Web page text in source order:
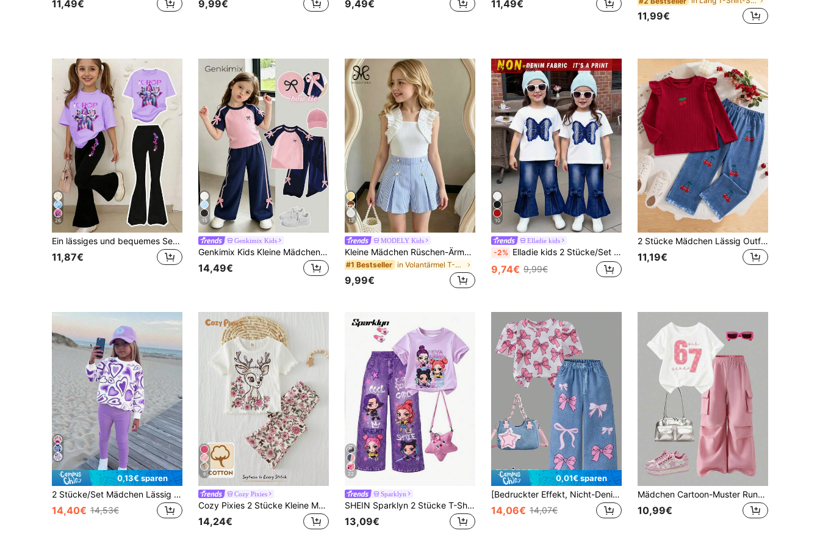
11,49€ 9,99€ 9,49€ 11,49€
11,99€
26
Ein lässiges und bequemes Set aus T-Shirt mit K-POP Mädchengruppen-Muster und weiter Hose für Kleine Mädchen. Stylisch und lässig, geeignet für Frühlings- und Sommerausflüge.
11,87€
15
Genkimix Kids
Genkimix Kids Kleine Mädchen Frühling/Sommer Lässige Mode Neues T-Shirt Set, Hergestellt aus weichem hautfreundlichem Premiumstoff, Weite lange Hose mit rosa Schleifenverzierung, 2 Stücke Set für Frühling/Sommer Outfits
14,49€
12
MODELY Kids
Kleine Mädchen Rüschen-Ärmellos T-Shirt und gestreifter Plissee-Shorts 2 Stücke Set, Sommer
#1 Bestseller in Volantärmel T-Shirt-Sets für junge Mädchen
9,99€
10
Elladie kids
-2% Elladie kids 2 Stücke/Set Kleinkind Mädchen Faux Denim Schleife Dekor Weißes T-Shirt & Weite Hose Outfit, süß & lebhaft, vielseitig für Lässig Bekleidung, Ausflüge, alle Jahreszeiten
9,74€ 9,99€
2 Stücke Mädchen Lässig Outfits, einfarbiges Top mit gesticktem Kirschenmuster, Rundhalsausschnitt, Langarm und lange Hose Set, Frühling/Herbst
11,19€
0,13€ sparen
2 Stücke/Set Mädchen Lässig Herz Muster Langarm Top und rosa Hose Outfit
14,40€ 14,53€
6
Cozy Pixies
Cozy Pixies 2 Stücke Kleine Mädchen Cartoon Tier Muster Strick Rundhals Kurzarm Top und Hose mit elastischem Bund Set
14,24€
22
Sparklyn
SHEIN Sparklyn 2 Stücke T-Shirt Set für Mädchen, lila Kurzarm Rundhals T-Shirt mit süßem Cartoon Anime Muster, Jeans-Optik gerade geschnittene lange Hose mit Taschen, Sommer Kinder Mode Outfit, lebendiger Sommer Vibe, auffällig für Reisen und Schule
13,09€
0,01€ sparen
[Bedruckter Effekt, Nicht-Denim]Kleine Mädchen Mode Lässig Einfarbig Strick Niedliche Schleife Muster Puff Kurzarm Rundhals Pullover Top kombiniert mit passender Muster Elastischer Taille Denim-ähnliche gerade Beine lange Hose, täglicher Lässig, Wochenendausflüge, Schulalltag Sommer Mädchen lange Hose Set
14,06€ 14,07€
Mädchen Cartoon-Muster Rundhals Kurzarm Top und Cargo-Hose Set
10,99€